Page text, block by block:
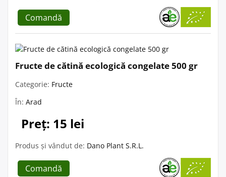
Comandă
Fructe de cătină ecologică congelate 500 gr
Categorie: Fructe
În: Arad
Preț: 15 lei
Produs și vândut de: Dano Plant S.R.L.
Comandă